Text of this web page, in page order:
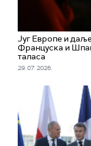
Југ Европе и
Француска и
таласа
29. 07. 2026.